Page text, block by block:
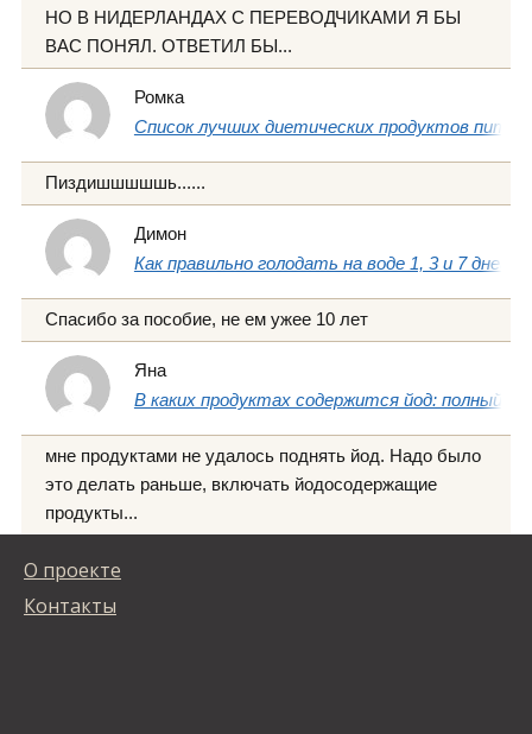
НО В НИДЕРЛАНДАХ С ПЕРЕВОДЧИКАМИ Я БЫ
ВАС ПОНЯЛ. ОТВЕТИЛ БЫ...
Ромка
Список лучших диетических продуктов
Пиздишшшшшь......
Димон
Как правильно голодать на воде 1, 3 и 7 дней
Спасибо за пособие, не ем ужее 10 лет
Яна
В каких продуктах содержится йод: полный
мне продуктами не удалось поднять йод. Надо было
это делать раньше, включать йодосодержащие
продукты...
О проекте
Контакты